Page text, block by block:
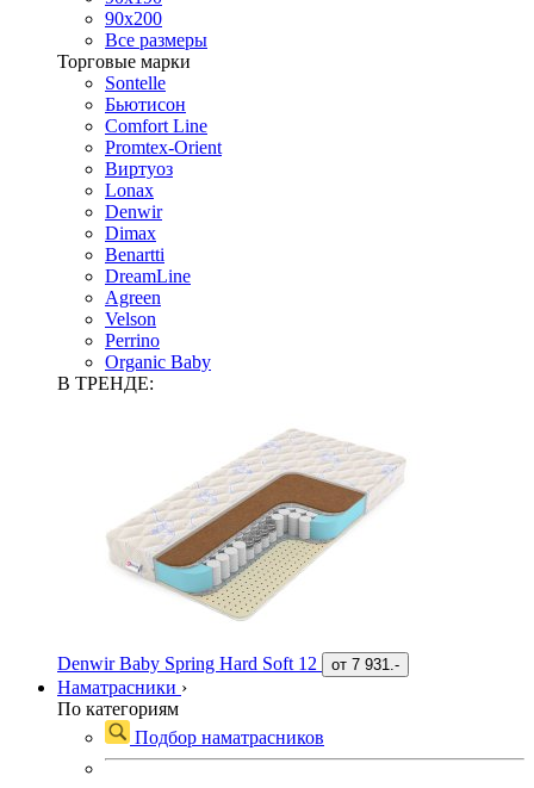
90х200
Все размеры
Торговые марки
Sontelle
Бьютисон
Comfort Line
Promtex-Orient
Виртуоз
Lonax
Denwir
Dimax
Benartti
DreamLine
Agreen
Velson
Perrino
Organic Baby
В ТРЕНДЕ:
Denwir Baby Spring Hard Soft 12 от 7 931.-
Наматрасники ›
По категориям
Подбор наматрасников